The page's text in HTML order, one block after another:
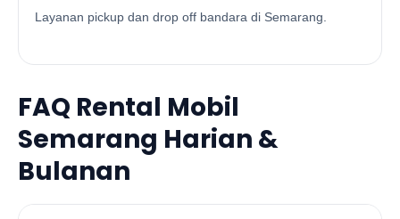
Layanan pickup dan drop off bandara di Semarang.
FAQ Rental Mobil
Semarang Harian &
Bulanan